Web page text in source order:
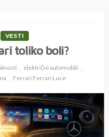
VESTI
toliko boli?
električni automobili
Ferrari Ferrari Luce